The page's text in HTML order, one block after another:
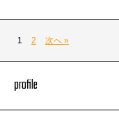
1 2 次へ »
profile